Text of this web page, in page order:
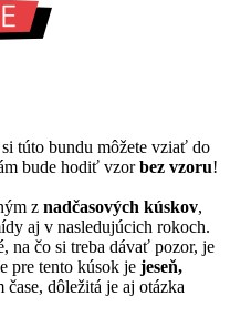
túto bundu môžete vziať do
bude hodiť vzorbez vzoru!
z nadčasových kúskov,
aj v nasledujúcich rokoch.
na čo si treba dávať pozor, je
pre tento kúsok je jeseň,
dôležitá je aj otázka